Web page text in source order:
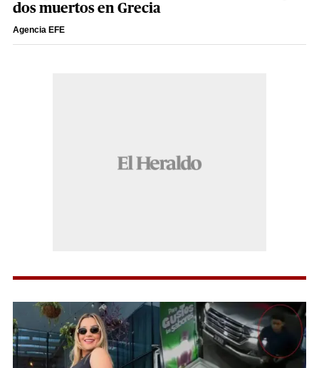
dos muertos en Grecia
Agencia EFE